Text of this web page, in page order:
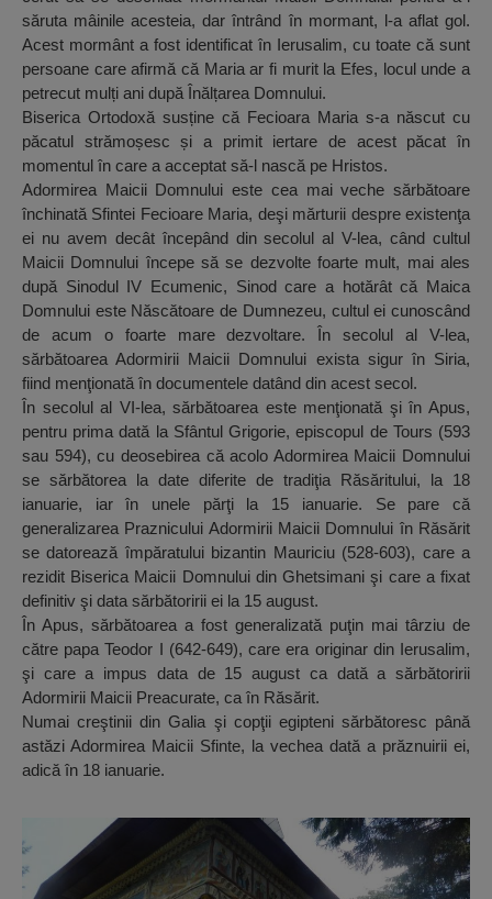
săruta mâinile acesteia, dar întrând în mormant, l-a aflat gol.
Acest mormânt a fost identificat în Ierusalim, cu toate că sunt
persoane care afirmă că Maria ar fi murit la Efes, locul unde a
petrecut mulți ani după Înălțarea Domnului.
Biserica Ortodoxă susține că Fecioara Maria s-a născut cu
păcatul strămoșesc și a primit iertare de acest păcat în
momentul în care a acceptat să-l nască pe Hristos.
Adormirea Maicii Domnului este cea mai veche sărbătoare
închinată Sfintei Fecioare Maria, deşi mărturii despre existenţa
ei nu avem decât începând din secolul al V-lea, când cultul
Maicii Domnului începe să se dezvolte foarte mult, mai ales
după Sinodul IV Ecumenic, Sinod care a hotărât că Maica
Domnului este Născătoare de Dumnezeu, cultul ei cunoscând
de acum o foarte mare dezvoltare. În secolul al V-lea,
sărbătoarea Adormirii Maicii Domnului exista sigur în Siria,
fiind menţionată în documentele datând din acest secol.
În secolul al VI-lea, sărbătoarea este menţionată şi în Apus,
pentru prima dată la Sfântul Grigorie, episcopul de Tours (593
sau 594), cu deosebirea că acolo Adormirea Maicii Domnului
se sărbătorea la date diferite de tradiţia Răsăritului, la 18
ianuarie, iar în unele părţi la 15 ianuarie. Se pare că
generalizarea Praznicului Adormirii Maicii Domnului în Răsărit
se datorează împăratului bizantin Mauriciu (528-603), care a
rezidit Biserica Maicii Domnului din Ghetsimani şi care a fixat
definitiv şi data sărbătoririi ei la 15 august.
În Apus, sărbătoarea a fost generalizată puţin mai târziu de
către papa Teodor I (642-649), care era originar din Ierusalim,
şi care a impus data de 15 august ca dată a sărbătoririi
Adormirii Maicii Preacurate, ca în Răsărit.
Numai creştinii din Galia şi copţii egipteni sărbătoresc până
astăzi Adormirea Maicii Sfinte, la vechea dată a prăznuirii ei,
adică în 18 ianuarie.